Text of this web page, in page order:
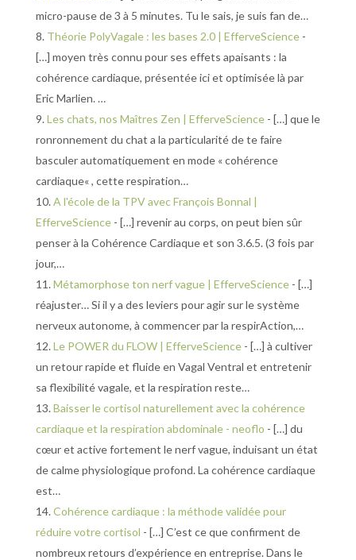
micro-pause de 3 à 5 minutes. Tu le sais, je suis fan de…
Théorie PolyVagale : les bases 2.0 | EfferveScience-
[…] moyen très connu pour ses effets apaisants : la
cohérence cardiaque, présentée ici et optimisée là par
Eric Marlien. …
Les chats, nos Maîtres Zen | EfferveScience- […] que le
ronronnement du chat a la particularité de te faire
basculer automatiquement en mode « cohérence
cardiaque« , cette respiration…
A l'école de la TPV avec François Bonnal |
EfferveScience- […] revenir au corps, on peut bien sûr
penser à la Cohérence Cardiaque et son 3.6.5. (3 fois par
jour,…
Métamorphose ton nerf vague | EfferveScience- […]
réajuster… Si il y a des leviers pour agir sur le système
nerveux autonome, à commencer par la respirAction,…
Le POWER du FLOW | EfferveScience- […] à cultiver
un retour rapide et fluide en Vagal Ventral et entretenir
sa flexibilité vagale, et la respiration reste…
Baisser le cortisol naturellement avec la cohérence
cardiaque et la respiration abdominale - neoflo - […] du
cœur et active fortement le nerf vague, induisant un état
de calme physiologique profond. La cohérence cardiaque
est…
Cohérence cardiaque : la méthode validée pour
réduire votre cortisol - […] C’est ce que confirment de
nombreux retours d’expérience en entreprise. Dans le